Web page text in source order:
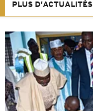
PLUS D'ACTUALITÉS